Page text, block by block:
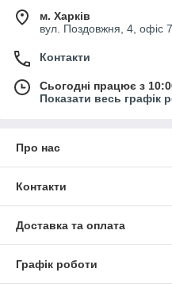
м. Харків
вул. Поздовжня, 4, офіс
Контакти
Сьогодні працює з
Показати весь графік
Про нас
Контакти
Доставка та оплата
Графік роботи